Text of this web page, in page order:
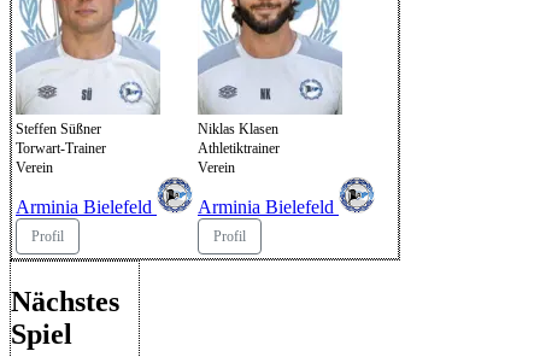
Steffen Süßner
Torwart-Trainer
Verein
Arminia Bielefeld
Profil
Niklas Klasen
Athletiktrainer
Verein
Arminia Bielefeld
Profil
Nächstes
Spiel